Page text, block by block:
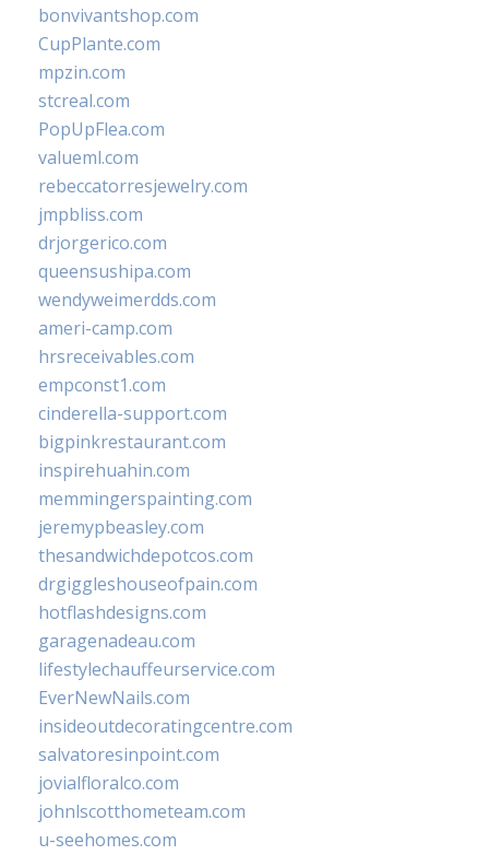
bonvivantshop.com
CupPlante.com
mpzin.com
stcreal.com
PopUpFlea.com
valueml.com
rebeccatorresjewelry.com
jmpbliss.com
drjorgerico.com
queensushipa.com
wendyweimerdds.com
ameri-camp.com
hrsreceivables.com
empconst1.com
cinderella-support.com
bigpinkrestaurant.com
inspirehuahin.com
memmingerspainting.com
jeremypbeasley.com
thesandwichdepotcos.com
drgiggleshouseofpain.com
hotflashdesigns.com
garagenadeau.com
lifestylechauffeurservice.com
EverNewNails.com
insideoutdecoratingcentre.com
salvatoresinpoint.com
jovialfloralco.com
johnlscotthometeam.com
u-seehomes.com